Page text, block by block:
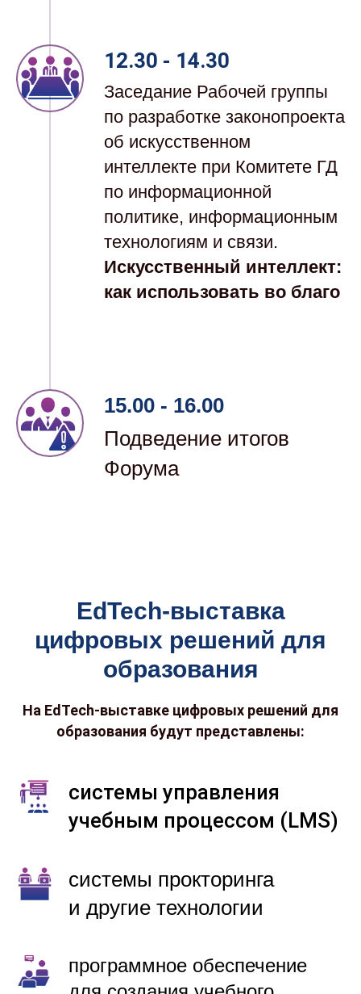
12.30 - 14.30
Заседание Рабочей группы
по разработке законопроекта
об искусственном
интеллекте при Комитете ГД
по информационной
политике, информационным
технологиям и связи.
Искусственный интеллект:
как использовать во благо
15.00 - 16.00
Подведение итогов
Форума
EdTech-выставка
цифровых решений для
образования
На EdTech-выставке цифровых решений для
образования будут представлены:
системы управления
учебным процессом (LMS)
системы прокторинга
и другие технологии
программное обеспечение